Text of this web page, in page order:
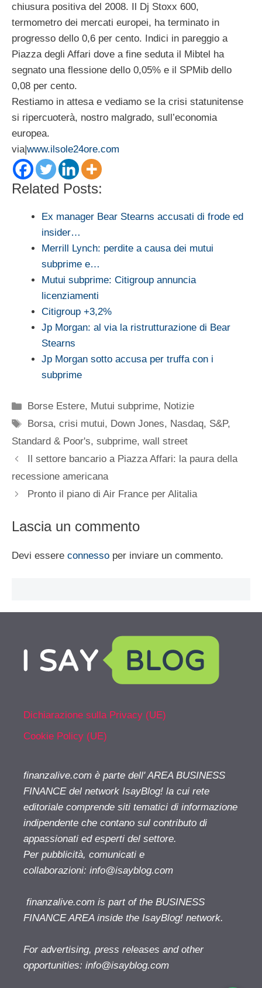
chiusura positiva del 2008. Il Dj Stoxx 600,
termometro dei mercati europei, ha terminato in
progresso dello 0,6 per cento. Indici in pareggio a
Piazza degli Affari dove a fine seduta il Mibtel ha
segnato una flessione dello 0,05% e il SPMib dello
0,08 per cento.
Restiamo in attesa e vediamo se la crisi statunitense
si ripercuoterà, nostro malgrado, sull’economia
europea.
via|www.ilsole24ore.com
Related Posts:
Ex manager Bear Stearns accusati di frode ed
insider…
Merrill Lynch: perdite a causa dei mutui
subprime e…
Mutui subprime: Citigroup annuncia
licenziamenti
Citigroup +3,2%
Jp Morgan: al via la ristrutturazione di Bear
Stearns
Jp Morgan sotto accusa per truffa con i
subprime
Categorie
Borse Estere, Mutui subprime, Notizie
Tag
Borsa,crisi mutui, Down Jones, Nasdaq, S&P,
Standard & Poor's, subprime, wall street
Il settore bancario a Piazza Affari: la paura della
recessione americana
Pronto il piano di Air France per Alitalia
Lascia un commento
Devi essere connesso per inviare un commento.
Dichiarazione sulla Privacy (UE)
Cookie Policy (UE)
finanzalive.com è parte dell' AREA BUSINESS
FINANCE del network IsayBlog! la cui rete
editoriale comprende siti tematici di informazione
indipendente che contano sul contributo di
appassionati ed esperti del settore.
Per pubblicità, comunicati e
collaborazioni: info@isayblog.com
finanzalive.com is part of the BUSINESS
FINANCE AREA inside the IsayBlog! network.
For advertising, press releases and other
opportunities: info@isayblog.com